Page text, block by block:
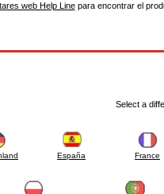
web Help Linepara encontrar el
Select a
España France